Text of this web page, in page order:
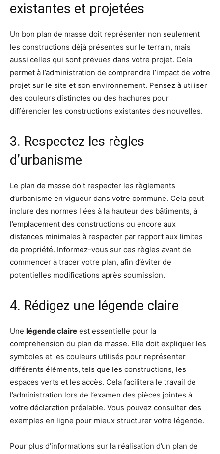
existantes et projetées
Un bon plan de masse doit représenter non seulement
les constructions déjà présentes sur le terrain, mais
aussi celles qui sont prévues dans votre projet. Cela
permet à l’administration de comprendre l’impact de votre
projet sur le site et son environnement. Pensez à utiliser
des couleurs distinctes ou des hachures pour
différencier les constructions existantes des nouvelles.
3. Respectez les règles
d’urbanisme
Le plan de masse doit respecter les règlements
d’urbanisme en vigueur dans votre commune. Cela peut
inclure des normes liées à la hauteur des bâtiments, à
l’emplacement des constructions ou encore aux
distances minimales à respecter par rapport aux limites
de propriété. Informez-vous sur ces règles avant de
commencer à tracer votre plan, afin d’éviter de
potentielles modifications après soumission.
4. Rédigez une légende claire
Une légende claire est essentielle pour la
compréhension du plan de masse. Elle doit expliquer les
symboles et les couleurs utilisés pour représenter
différents éléments, tels que les constructions, les
espaces verts et les accès. Cela facilitera le travail de
l’administration lors de l’examen des pièces jointes à
votre déclaration préalable. Vous pouvez consulter des
exemples en ligne pour mieux structurer votre légende.
Pour plus d’informations sur la réalisation d’un plan de